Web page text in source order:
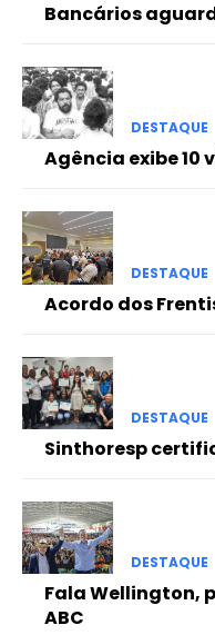
Bancários
DESTAQUE
Agência exibe 10
DESTAQUE
Acordo dos
DESTAQUE
Sinthoresp
DESTAQUE
Fala Wellington,
ABC